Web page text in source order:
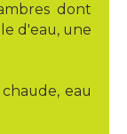
dont
d'eau, une
eau